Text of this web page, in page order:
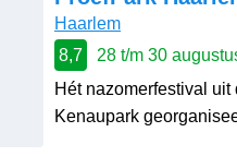
Haarlem
8,7
28 t/m 30
Hét nazomerfestival
Kenaupark